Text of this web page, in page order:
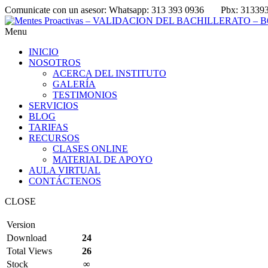
Comunicate con un asesor: Whatsapp: 313 393 0936 Pbx:
Menu
INICIO
NOSOTROS
ACERCA DEL INSTITUTO
GALERÍA
TESTIMONIOS
SERVICIOS
BLOG
TARIFAS
RECURSOS
CLASES ONLINE
MATERIAL DE APOYO
AULA VIRTUAL
CONTÁCTENOS
CLOSE
Version
Download
24
Total Views
26
Stock
∞